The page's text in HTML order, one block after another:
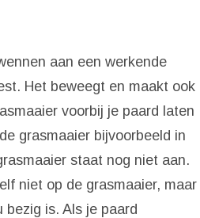
aan een werkende
Het beweegt en maakt ook
voorbij je paard laten
grasmaaier bijvoorbeeld in
staat nog niet aan.
niet op de grasmaaier, maar
is. Als je paard